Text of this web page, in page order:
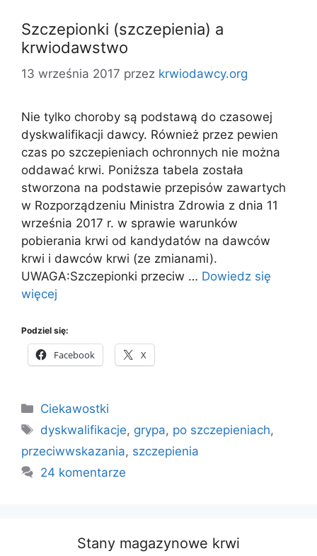
Szczepionki (szczepienia) a
krwiodawstwo
13 września 2017 przez krwiodawcy.org
Nie tylko choroby są podstawą do czasowej
dyskwalifikacji dawcy. Również przez pewien
czas po szczepieniach ochronnych nie można
oddawać krwi. Poniższa tabela została
stworzona na podstawie przepisów zawartych
w Rozporządzeniu Ministra Zdrowia z dnia 11
września 2017 r. w sprawie warunków
pobierania krwi od kandydatów na dawców
krwi i dawców krwi (ze zmianami).
UWAGA:Szczepionki przeciw … Dowiedz się
więcej
Podziel się:
Facebook X
Kategorie
Ciekawostki
Tagi
dyskwalifikacje, grypa, po szczepieniach,
przeciwwskazania, szczepienia
24 komentarze
Stany magazynowe krwi